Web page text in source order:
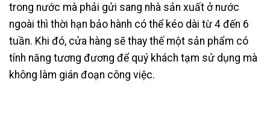
trong nước mà phải gửi sang nhà sản xuất ở nước
ngoài thì thời hạn bảo hành có thể kéo dài từ 4 đến 6
tuần. Khi đó, cửa hàng sẽ thay thế một sản phẩm có
tính năng tương đương để quý khách tạm sử dụng mà
không làm gián đoạn công việc.